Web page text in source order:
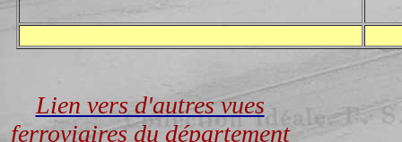
Lien vers d'autres vues
ferroviaires du département